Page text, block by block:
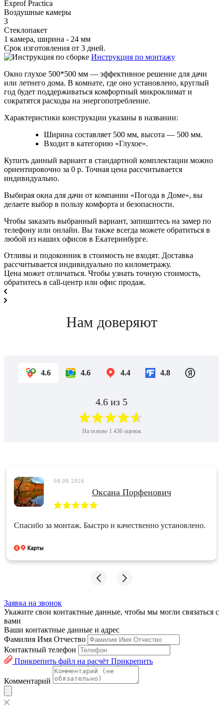
Exprof Practica
Воздушные камеры
3
Стеклопакет
1 камера, ширина - 24 мм
Срок изготовления от 3 дней.
Инструкция по монтажу
Окно глухое 500*500 мм — эффективное решение для дачи
или летнего дома. В комнате, где оно установлено, круглый
год будет поддерживаться комфортный микроклимат и
сократятся расходы на энергопотребление.
Характеристики конструкции указаны в названии:
Ширина составляет 500 мм, высота — 500 мм.
Входит в категорию «Глухое».
Купить данный вариант в стандартной комплектации можно
ориентировочно за 0 р. Точная цена рассчитывается
индивидуально.
Выбирая окна для дачи от компании «Погода в Доме», вы
делаете выбор в пользу комфорта и безопасности.
Чтобы заказать выбранный вариант, запишитесь на замер по
телефону или онлайн. Вы также всегда можете обратиться в
любой из наших офисов в Екатеринбурге.
Отливы и подоконник в стоимость не входят. Доставка
рассчитывается индивидуально по километражу.
Цена может отличаться. Чтобы узнать точную стоимость,
обратитесь в call-центр или офис продаж.
Нам доверяют
4.6 4.6 4.4 4.8
4.6 из 5
На основе 1 436оценок
08.08.2026
Оксана Порфенович
Спасибо за монтаж. Быстро и качественно установлено.
Заявка на звонок
Укажите свои контактные данные, чтобы мы могли связаться с
вами
Ваши контактные данные и адрес
Фамилия Имя Отчество
Контактный телефон
Прикрепить файл на расчёт Прикрепить
Комментарий